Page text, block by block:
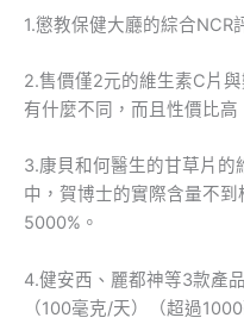
1.懲教保健大廳的綜合NCR
2.售價僅2元的維生素C片
有什麼不同，而且性價比高
3.康貝和何醫生的甘草片的
中，賀博士的實際含量不
5000%。
4.健安西、麗都神等3款產
（100毫克/天）（超過